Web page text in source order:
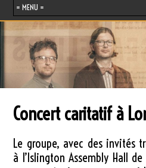
Concert caritatif à
Le groupe, avec des invités
à l’Islington Assembly Hall